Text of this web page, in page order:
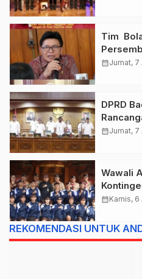
Tim
,
calendar_monthJumat, 7
DPRD
calendar_monthJumat, 7
Wawali
Menuju
calendar_monthKamis, 6
REKOMENDASI UNTUK